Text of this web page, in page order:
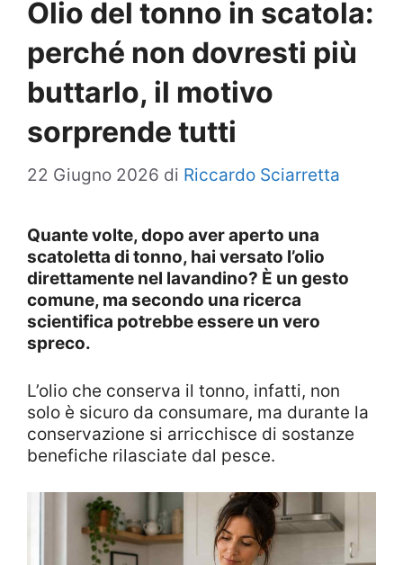
Olio del tonno in scatola:
perché non dovresti più
buttarlo, il motivo
sorprende tutti
22 Giugno 2026 di Riccardo Sciarretta
Quante volte, dopo aver aperto una
scatoletta di tonno, hai versato l’olio
direttamente nel lavandino? È un gesto
comune, ma secondo una ricerca
scientifica potrebbe essere un vero
spreco.
L’olio che conserva il tonno, infatti, non
solo è sicuro da consumare, ma durante la
conservazione si arricchisce di sostanze
benefiche rilasciate dal pesce.